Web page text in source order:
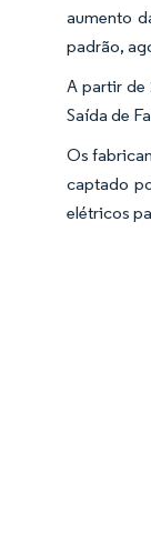
aumento
padrão,
A partir de
Saída de
Os
captado
elétricos